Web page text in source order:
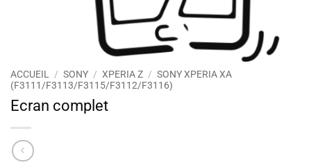
ACCUEIL / SONY / XPERIA Z / SONY XPERIA XA
(F3111/F3113/F3115/F3112/F3116)
Ecran complet